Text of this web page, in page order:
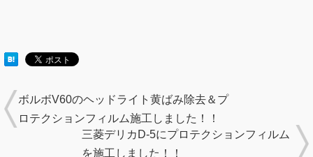
ボルボV60のヘッドライト黄ばみ除去＆プ
ロテクションフィルム施工しました！！
三菱デリカD-5にプロテクションフィルム
を施工しました！！